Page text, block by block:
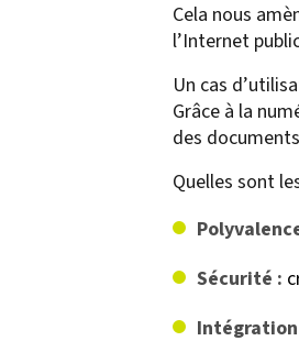
Cela nous
l’Internet
Un cas
Grâce à la
des
Quelles sont
Sécurité :